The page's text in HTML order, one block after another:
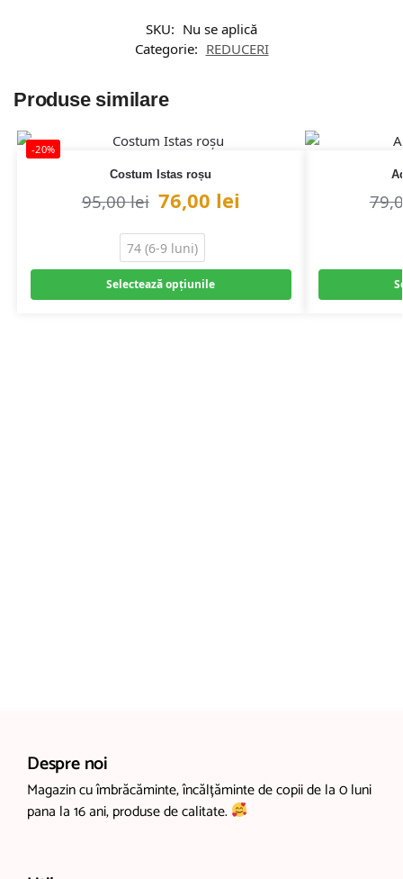
SKU: Nu se aplică
Categorie: REDUCERI
Produse similare
-20%
Costum Istas roșu
95,00lei 76,00 lei
74 (6-9 luni)
Selectează opțiunile
Despre noi
Magazin cu îmbrăcăminte, încălțăminte de copii de la 0 luni
pana la 16 ani, produse de calitate.